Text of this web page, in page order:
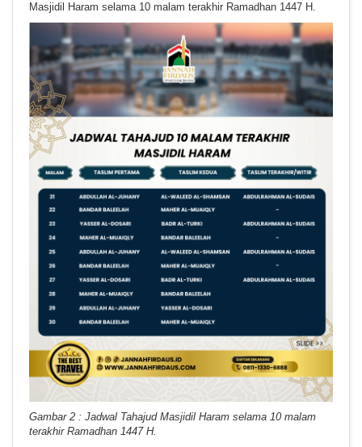
Masjidil Haram selama 10 malam terakhir Ramadhan 1447 H.
Gambar 2 : Jadwal Tahajud Masjidil Haram selama 10 malam
terakhir Ramadhan 1447 H.